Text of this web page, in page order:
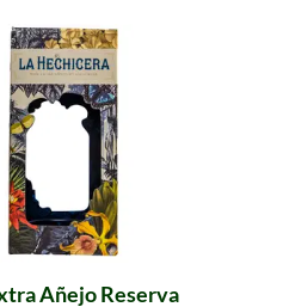
Añejo Reserva